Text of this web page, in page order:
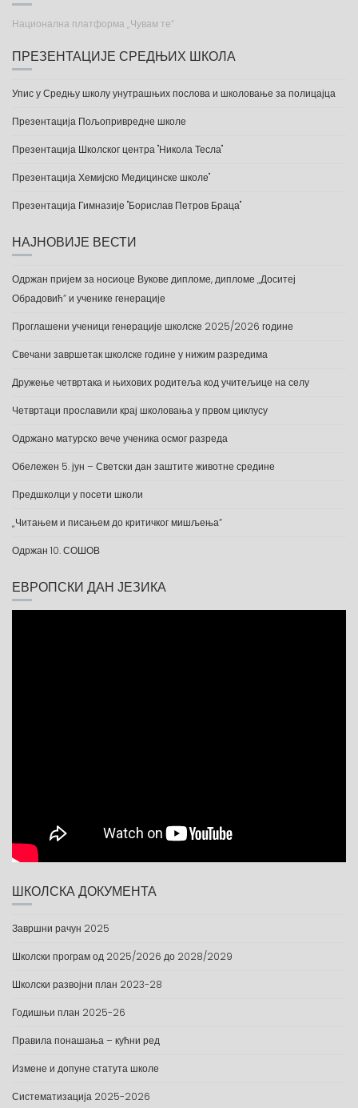
Национална платформа „Чувам те“
ПРЕЗЕНТАЦИЈЕ СРЕДЊИХ ШКОЛА
Упис у Средњу школу унутрашњих послова и школовање за полицајца
Презентација Пољопривредне школе
Презентација Школског центра "Никола Тесла"
Презентација Хемијско Медицинске школе"
Презентација Гимназије "Борислав Петров Браца"
НАЈНОВИЈЕ ВЕСТИ
Одржан пријем за носиоце Вукове дипломе, дипломе „Доситеј
Обрадовић“ и ученике генерације
Проглашени ученици генерације школске 2025/2026 године
Свечани завршетак школске године у нижим разредима
Дружење четвртака и њихових родитеља код учитељице на селу
Четвртаци прославили крај школовања у првом циклусу
Одржано матурско вече ученика осмог разреда
Обележен 5. јун – Светски дан заштите животне средине
Предшколци у посети школи
„Читањем и писањем до критичког мишљења“
Одржан 10. СОШОВ
ЕВРОПСКИ ДАН ЈЕЗИКА
ШКОЛСКА ДОКУМЕНТА
Завршни рачун 2025
Школски програм од 2025/2026 до 2028/2029
Школски развојни план 2023-28
Годишњи план 2025-26
Правила понашања – кућни ред
Измене и допуне статута школе
Систематизација 2025-2026